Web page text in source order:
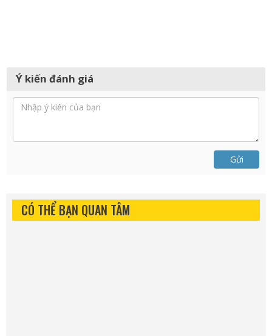
Ý kiến đánh giá
Gửi
CÓ THỂ BẠN QUAN TÂM